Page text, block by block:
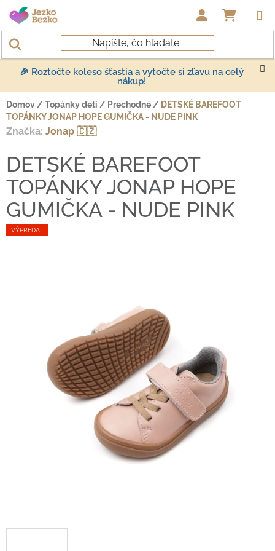
Prejsť na obsah
🎉 Roztočte koleso šťastia a vytočte si zľavu na celý
nákup!
Domov / Topánky deti / Prechodné / DETSKÉ BAREFOOT
TOPÁNKY JONAP HOPE GUMIČKA - NUDE PINK
VÝPREDAJ
DETSKÉ BAREFOOT
TOPÁNKY JONAP HOPE
GUMIČKA - NUDE PINK
Značka: Jonap 🇨🇿